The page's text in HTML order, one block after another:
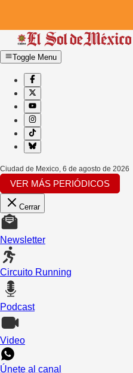
Toggle Menu
Ciudad de Mexico, 6 de agosto de 2026
VER MÁS PERIÓDICOS
Cerrar
Newsletter
Circuito Running
Podcast
Video
Únete al canal